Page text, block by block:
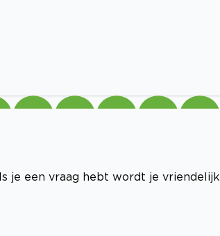
je een vraag hebt wordt je vriendelijk